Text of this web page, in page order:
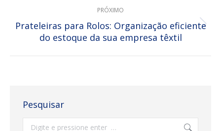
PRÓXIMO
Próximo
post:
Prateleiras para Rolos: Organização eficiente
do estoque da sua empresa têxtil
Pesquisar
Search: